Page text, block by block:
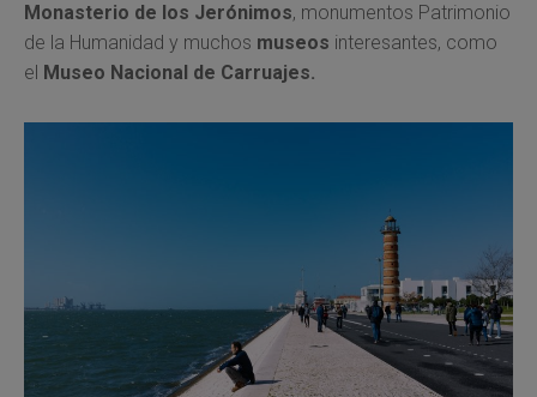
Monasterio de los Jerónimos, monumentos Patrimonio
de la Humanidad y muchos museos interesantes, como
el Museo Nacional de Carruajes.